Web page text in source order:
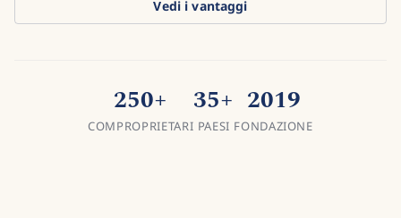
Vedi i vantaggi
250+
COMPROPRIETARI
35+
PAESI
2019
FONDAZIONE